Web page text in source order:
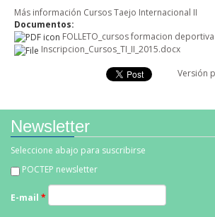
Más información Cursos Taejo Internacional II
Documentos:
FOLLETO_cursos formacion
Inscripcion_Cursos_TI_II_2015.docx
Versión
Newsletter
Seleccione abajo para suscribirse
POCTEP newsletter
E-mail *